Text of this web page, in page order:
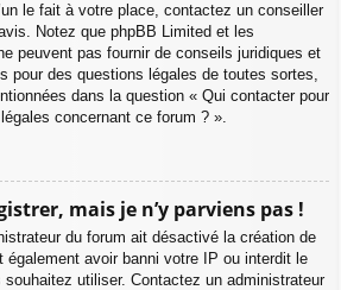
le fait à votre place, contactez un conseiller
Notez que phpBB Limited et les
peuvent pas fournir de conseils juridiques et
pour des questions légales de toutes sortes,
dans la question « Qui contacter pour
concernant ce forum ? ».
mais je n’y parviens pas !
du forum ait désactivé la création de
avoir banni votre IP ou interdit le
souhaitez utiliser. Contactez un administrateur